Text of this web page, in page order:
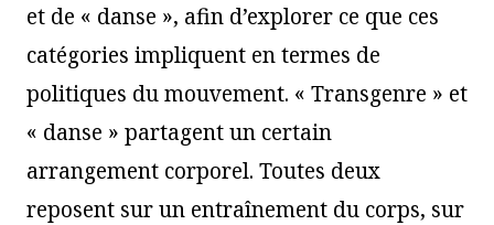
et de « danse », afin d’explorer ce que ces
catégories impliquent en termes de
politiques du mouvement. « Transgenre » et
« danse » partagent un certain
arrangement corporel. Toutes deux
reposent sur un entraînement du corps, sur